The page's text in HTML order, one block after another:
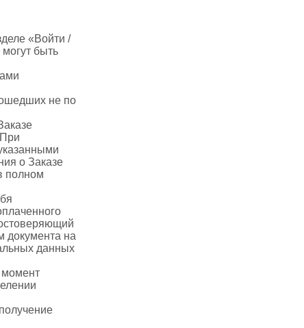
«Войти /
быть
не по
о Заказе
полном
документа на
данных
момент